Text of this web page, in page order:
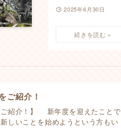
2025年6月30日
ご紹介！
ご紹介！】 新年度を迎えたことで
しいことを始めようという方もい